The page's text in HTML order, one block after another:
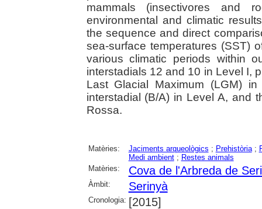
mammals (insectivores and
environmental and climatic
the sequence and direct
sea-surface temperatures (SST)
various climatic periods within
interstadials 12 and 10 in Level I,
Last Glacial Maximum (LGM)
interstadial (B/A) in Level A, and
Rossa.
Matèries: Jaciments arqueològics ; Prehistòria;
Medi ambient; Restes animals
Matèries:
Cova de l'Arbreda de
Àmbit: Serinyà
Cronologia: [2015]